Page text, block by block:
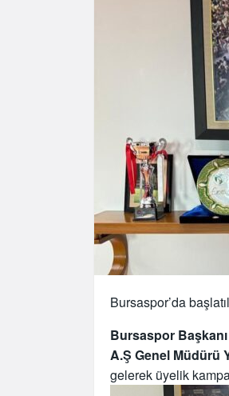
Bursaspor’da
Bursaspor
A.Ş Genel Müdürü
gelerek üyelik